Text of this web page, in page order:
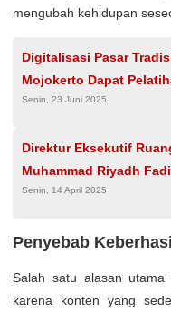
mengubah kehidupan
Digitalisasi Pasar
Mojokerto Dapat
Senin, 23 Juni 2025
Direktur Eksekutif
Muhammad Riyadh
Evakuasi 1.000 Warga
Senin, 14 April 2025
Penyebab
Salah satu alasan
karena konten yang